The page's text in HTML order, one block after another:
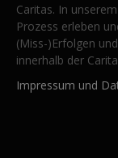
Caritas. In
Prozess erleben
(Miss-)Erfolgen
innerhalb der
Impressum und